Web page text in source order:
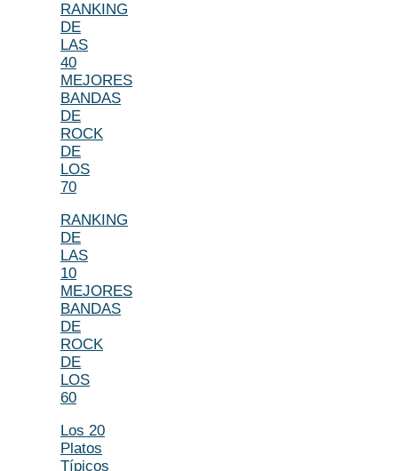
RANKING
DE
LAS
40
MEJORES
BANDAS
DE
ROCK
DE
LOS
70
RANKING
DE
LAS
10
MEJORES
BANDAS
DE
ROCK
DE
LOS
60
Los 20
Platos
Típicos